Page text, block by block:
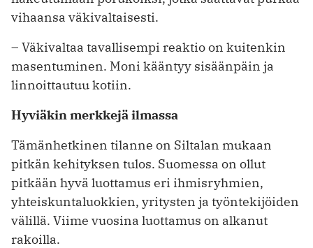
vihaansa väkivaltaisesti.
– Väkivaltaa tavallisempi reaktio on kuitenkin
masentuminen. Moni kääntyy sisäänpäin ja
linnoittautuu kotiin.
Hyviäkin merkkejä ilmassa
Tämänhetkinen tilanne on Siltalan mukaan
pitkän kehityksen tulos. Suomessa on ollut
pitkään hyvä luottamus eri ­ihmisryhmien,
yhteiskuntaluokkien, yritysten ja työntekijöiden
välillä. Viime vuosina luottamus on alkanut
rakoilla.